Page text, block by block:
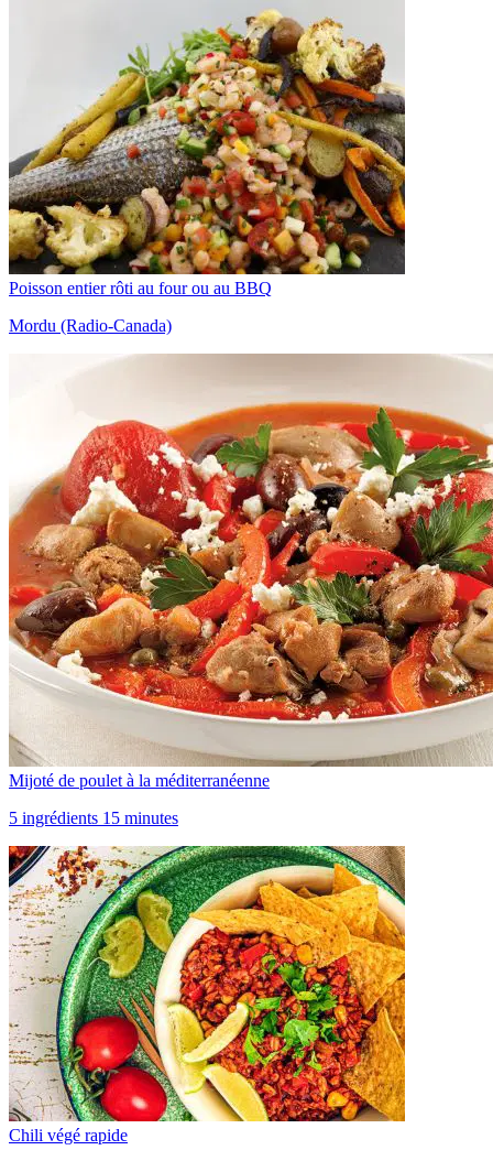
Poisson entier rôti au four ou au BBQ
Mordu (Radio-Canada)
Mijoté de poulet à la méditerranéenne
5 ingrédients 15 minutes
Chili végé rapide